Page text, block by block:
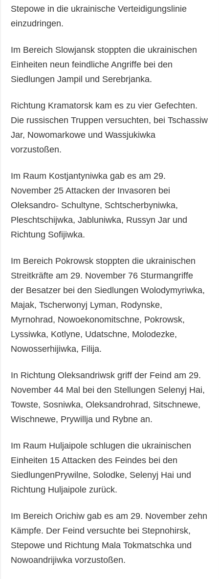
Stepowe in die ukrainische Verteidigungslinie
einzudringen.
Im Bereich Slowjansk stoppten die ukrainischen
Einheiten neun feindliche Angriffe bei den
Siedlungen Jampil und Serebrjanka.
Richtung Kramatorsk kam es zu vier Gefechten.
Die russischen Truppen versuchten, bei Tschassiw
Jar, Nowomarkowe und Wassjukiwka
vorzustoßen.
Im Raum Kostjantyniwka gab es am 29.
November 25 Attacken der Invasoren bei
Oleksandro- Schultyne, Schtscherbyniwka,
Pleschtschijwka, Jabluniwka, Russyn Jar und
Richtung Sofijiwka.
Im Bereich Pokrowsk stoppten die ukrainischen
Streitkräfte am 29. November 76 Sturmangriffe
der Besatzer bei den Siedlungen Wolodymyriwka,
Majak, Tscherwonyj Lyman, Rodynske,
Myrnohrad, Nowoekonomitschne, Pokrowsk,
Lyssiwka, Kotlyne, Udatschne, Molodezke,
Nowosserhijiwka, Filija.
In Richtung Oleksandriwsk griff der Feind am 29.
November 44 Mal bei den Stellungen Selenyj Hai,
Towste, Sosniwka, Oleksandrohrad, Sitschnewe,
Wischnewe, Prywillja und Rybne an.
Im Raum Huljaipole schlugen die ukrainischen
Einheiten 15 Attacken des Feindes bei den
SiedlungenPrywilne, Solodke, Selenyj Hai und
Richtung Huljaipole zurück.
Im Bereich Orichiw gab es am 29. November zehn
Kämpfe. Der Feind versuchte bei Stepnohirsk,
Stepowe und Richtung Mala Tokmatschka und
Nowoandrijiwka vorzustoßen.